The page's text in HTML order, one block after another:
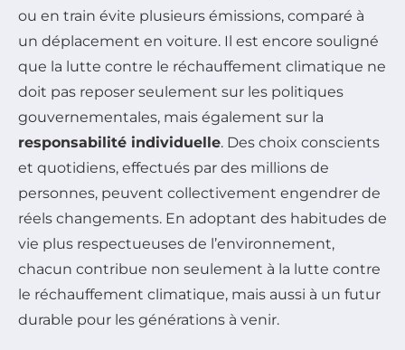
ou en train évite plusieurs émissions, comparé à
un déplacement en voiture. Il est encore souligné
que la lutte contre le réchauffement climatique ne
doit pas reposer seulement sur les politiques
gouvernementales, mais également sur la
responsabilité individuelle. Des choix conscients
et quotidiens, effectués par des millions de
personnes, peuvent collectivement engendrer de
réels changements. En adoptant des habitudes de
vie plus respectueuses de l’environnement,
chacun contribue non seulement à la lutte contre
le réchauffement climatique, mais aussi à un futur
durable pour les générations à venir.